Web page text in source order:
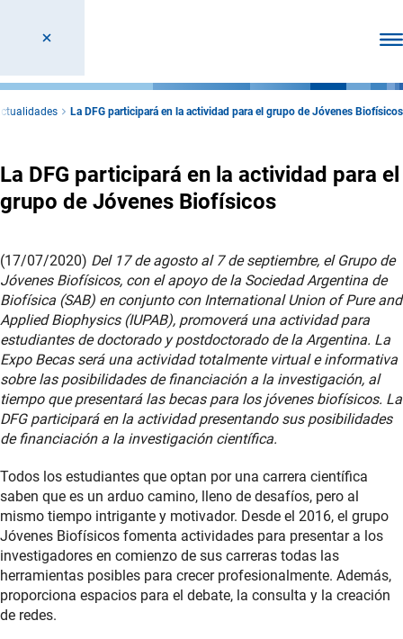
La DFG participará en la actividad para el grupo de Jóvenes Biofísicos
La DFG participará en la actividad para el
grupo de Jóvenes Biofísicos
(17/07/2020) Del 17 de agosto al 7 de septiembre, el Grupo de
Jóvenes Biofísicos, con el apoyo de la Sociedad Argentina de
Biofísica (SAB) en conjunto con International Union of Pure and
Applied Biophysics (IUPAB), promoverá una actividad para
estudiantes de doctorado y postdoctorado de la Argentina. La
Expo Becas será una actividad totalmente virtual e informativa
sobre las posibilidades de financiación a la investigación, al
tiempo que presentará las becas para los jóvenes biofísicos. La
DFG participará en la actividad presentando sus posibilidades
de financiación a la investigación científica.
Todos los estudiantes que optan por una carrera científica
saben que es un arduo camino, lleno de desafíos, pero al
mismo tiempo intrigante y motivador. Desde el 2016, el grupo
Jóvenes Biofísicos fomenta actividades para presentar a los
investigadores en comienzo de sus carreras todas las
herramientas posibles para crecer profesionalmente. Además,
proporciona espacios para el debate, la consulta y la creación
de redes.